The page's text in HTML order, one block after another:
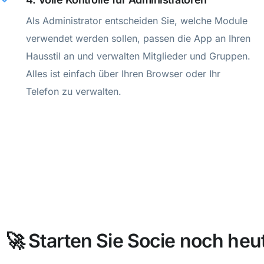
Als Administrator entscheiden Sie, welche Module
verwendet werden sollen, passen die App an Ihren
Hausstil an und verwalten Mitglieder und Gruppen.
Alles ist einfach über Ihren Browser oder Ihr
Telefon zu verwalten.
🚀 Starten Sie Socie noch